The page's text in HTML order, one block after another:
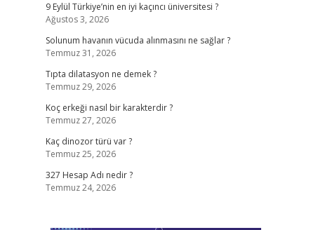
9 Eylül Türkiye’nin en iyi kaçıncı üniversitesi ?
Ağustos 3, 2026
Solunum havanın vücuda alınmasını ne sağlar ?
Temmuz 31, 2026
Tıpta dilatasyon ne demek ?
Temmuz 29, 2026
Koç erkeği nasıl bir karakterdir ?
Temmuz 27, 2026
Kaç dinozor türü var ?
Temmuz 25, 2026
327 Hesap Adı nedir ?
Temmuz 24, 2026